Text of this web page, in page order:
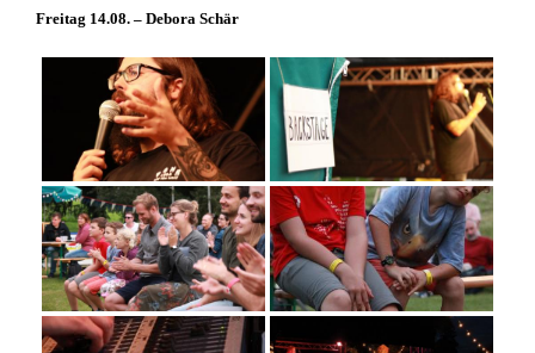
Freitag 14.08. – Debora Schär